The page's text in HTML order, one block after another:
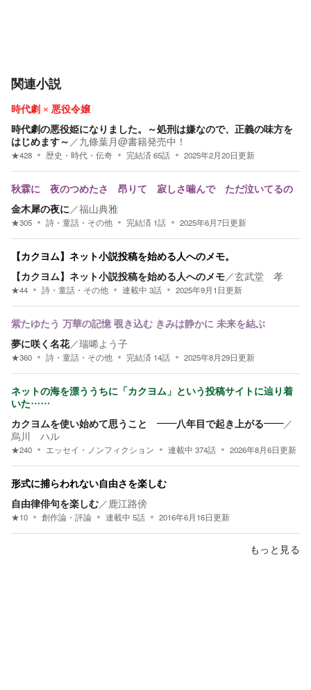
関連小説
時代劇 × 悪役令嬢
時代劇の悪役姫になりました。～処刑は嫌なので、正義の味方を
はじめます～ ／九條葉月@書籍発売中！
★428 歴史・時代・伝奇 完結済65話 2025年2月20日更新
秋霖に 夜のつめたさ 昂りて 寂しさ噛んで ただ泣いてるの
金木犀の夜に／福山典雅
★305 詩・童話・その他 完結済 1話 2025年6月7日更新
【カクヨム】ネット小説投稿を始める人へのメモ。
【カクヨム】ネット小説投稿を始める人へのメモ／玄武堂 孝
★44 詩・童話・その他 連載中 3話 2025年9月1日更新
紫たゆたう 万華の記憶 覗き込む きみは静かに 未来を結ぶ
夢に咲く名花／瑞唏よう子
★360 詩・童話・その他 完結済 14話 2025年8月29日更新
ネットの海を漂ううちに「カクヨム」という投稿サイトに辿り着
いた……
カクヨムを使い始めて思うこと ――八年目で起き上がる――／
烏川 ハル
★240 エッセイ・ノンフィクション 連載中 374話 2026年8月6日更新
形式に捕らわれない自由さを楽しむ
自由律俳句を楽しむ／鹿江路傍
★10 創作論・評論 連載中 5話 2016年6月16日更新
もっと見る